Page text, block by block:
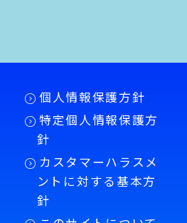
個人情報保護方針
特定個人情報保護方
針
カスタマーハラスメ
ントに対する基本方
針